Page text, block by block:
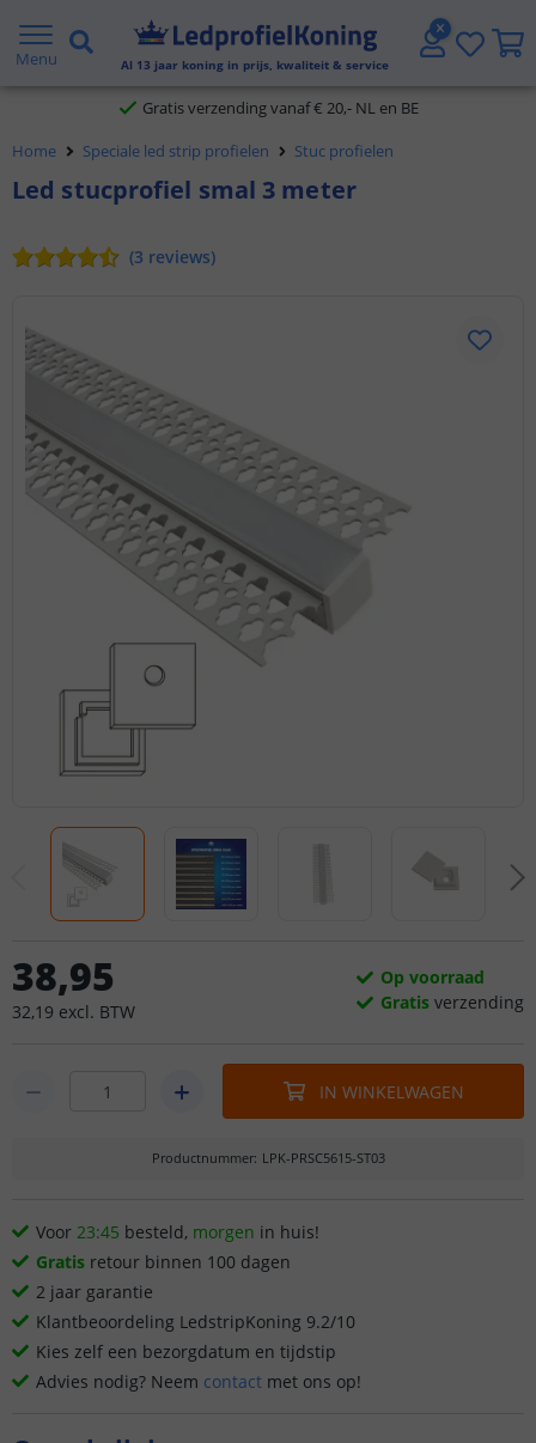
Menu Al 13 jaar koning in prijs, kwaliteit & service
2 jaar garantie
Gratis verzending vanaf € 20,- NL en BE
Klantbeoordeling 9.1
Home Speciale led strip profielen Stuc profielen
Led stucprofiel smal 3 meter
(3 reviews)
38,95
32,19 excl. BTW
Op voorraad
Gratis verzending
IN WINKELWAGEN
Productnummer: LPK-PRSC5615-ST03
Voor 23:45 besteld, morgen in huis!
Gratis retour binnen 100 dagen
2 jaar garantie
Klantbeoordeling LedstripKoning 9.2/10
Kies zelf een bezorgdatum en tijdstip
Advies nodig? Neem contact met ons op!